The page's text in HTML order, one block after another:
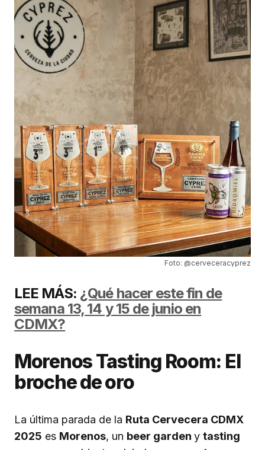
Foto: @cerveceracyprez
LEE MÁS: ¿Qué hacer este fin de
semana 13, 14 y 15 de junio en
CDMX?
Morenos Tasting Room: El
broche de oro
La última parada de la Ruta Cervecera CDMX
2025 es Morenos, un beer garden y tasting